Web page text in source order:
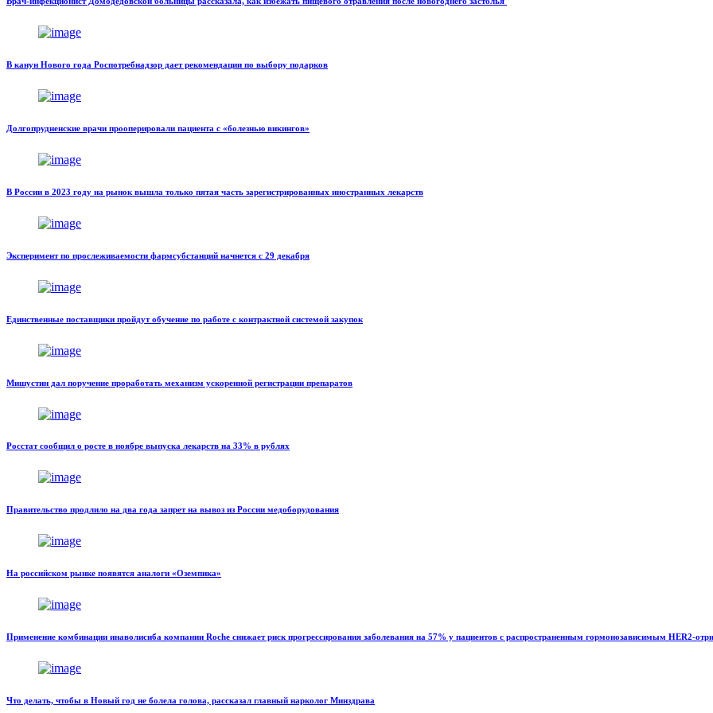
В канун Нового года Роспотребнадзор дает рекомендации по выбору подарков
Долгопрудненские врачи прооперировали пациента с «болезнью викингов»
В России в 2023 году на рынок вышла только пятая часть зарегистрированных иностранных лекарств
Эксперимент по прослеживаемости фармсубстанций начнется с 29 декабря
Единственные поставщики пройдут обучение по работе с контрактной системой закупок
Мишустин дал поручение проработать механизм ускоренной регистрации препаратов
Росстат сообщил о росте в ноябре выпуска лекарств на 33% в рублях
Правительство продлило на два года запрет на вывоз из России медоборудования
На российском рынке появятся аналоги «Оземпика»
Применение комбинации инаволисиба компании Roche снижает риск прогрессирования заболевания на 57% у пациентов с распространенным гормонозависимым HER2-
Что делать, чтобы в Новый год не болела голова, рассказал главный нарколог Минздрава